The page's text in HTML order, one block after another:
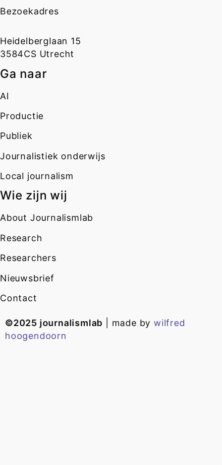
Bezoekadres
Heidelberglaan 15
3584CS Utrecht
Ga naar
AI
Productie
Publiek
Journalistiek onderwijs
Local journalism
Wie zijn wij
About Journalismlab
Research
Researchers
Nieuwsbrief
Contact
©2025 journalismlab | made bywilfred
hoogendoorn